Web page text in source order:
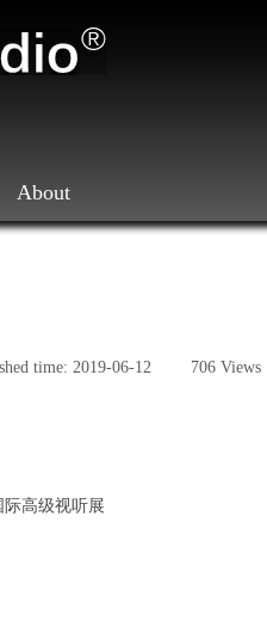
About
time: 2019-06-12 706 Views
际高级视听展